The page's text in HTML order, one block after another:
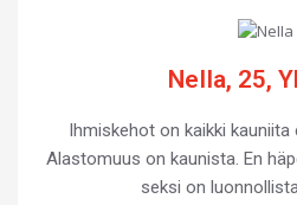
NeIIa, 25,
Ihmiskehot on kaikki kauniita
Alastomuus on kaunista. En
seksi on